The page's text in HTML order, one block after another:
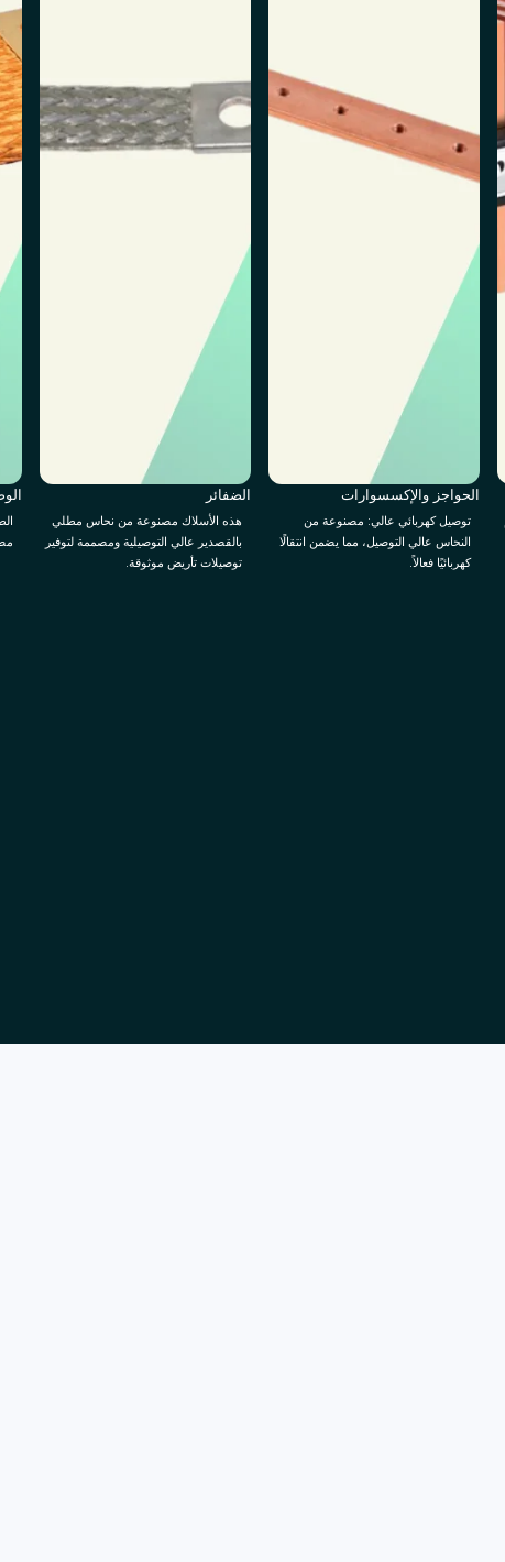
الحواجز والإكسسوارات
توصيل كهربائي عالي: مصنوعة من
النحاس عالي التوصيل، مما يضمن انتقالًا
كهربائيًا فعالاً.
الضفائر
هذه الأسلاك مصنوعة من نحاس مطلي
بالقصدير عالي التوصيلية ومصممة لتوفير
توصيلات تأريض موثوقة.